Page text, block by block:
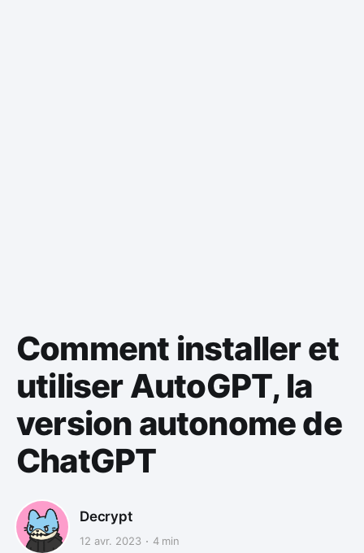
Comment installer et
utiliser AutoGPT, la
version autonome de
ChatGPT
Decrypt
12 avr. 2023 4 min